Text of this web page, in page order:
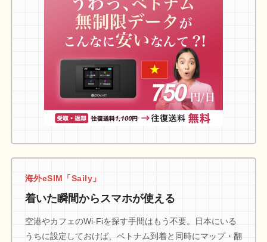
海外eSIM「Saily」
着いた瞬間からスマホが使える
空港やカフェのWi-Fiを探す手間はもう不要。日本にいる
うちに設定しておけば、ベトナム到着と同時にマップ・翻